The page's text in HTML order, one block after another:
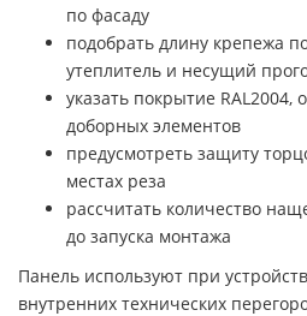
по фасаду
подобрать длину крепежа
утеплитель и несущий
указать покрытие
доборных элементов
предусмотреть защиту
местах реза
рассчитать количество
до запуска монтажа
Панель используют при
внутренних технических